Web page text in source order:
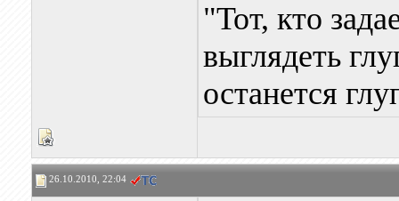
"Тот, кто
выглядеть
останется
26.10.2010, 22:04